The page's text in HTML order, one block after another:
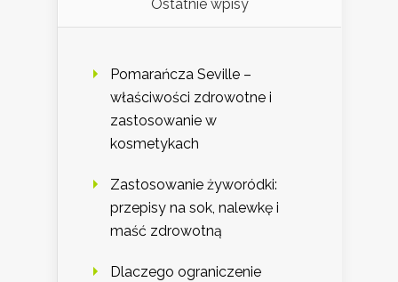
Ostatnie wpisy
Pomarańcza Seville –
właściwości zdrowotne i
zastosowanie w
kosmetykach
Zastosowanie żyworódki:
przepisy na sok, nalewkę i
maść zdrowotną
Dlaczego ograniczenie